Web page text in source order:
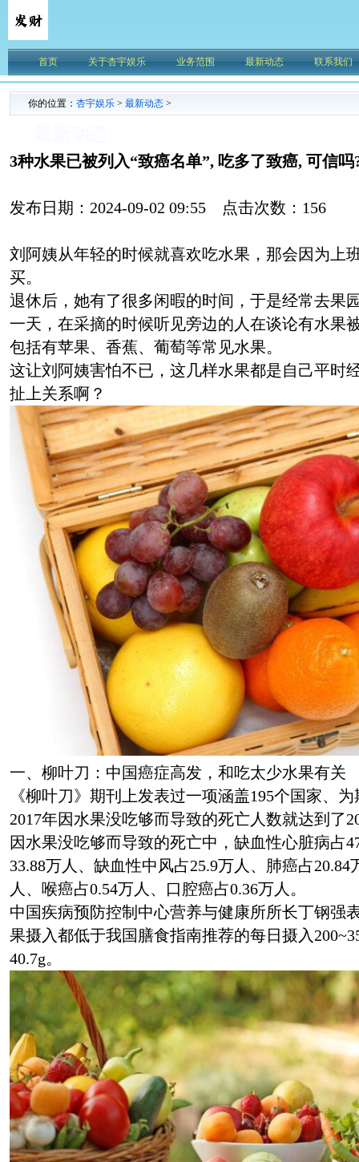
首页 关于杏宇娱乐 业务范围 最新动态 联系我们
你的位置： 杏宇娱乐 > 最新动态 >
3种水果已被列入“致癌名单”, 吃多了致癌, 可信吗
发布日期：2024-09-02 09:55 点击次数：156
刘阿姨从年轻的时候就喜欢吃水果，那会因为上
买。
退休后，她有了很多闲暇的时间，于是经常去果
一天，在采摘的时候听见旁边的人在谈论有水果
包括有苹果、香蕉、葡萄等常见水果。
这让刘阿姨害怕不已，这几样水果都是自己平时
扯上关系啊？
一、柳叶刀：中国癌症高发，和吃太少水果有关
《柳叶刀》期刊上发表过一项涵盖195个国家、
2017年因水果没吃够而导致的死亡人数就达到了
因水果没吃够而导致的死亡中，缺血性心脏病占
33.88万人、缺血性中风占25.9万人、肺癌占20.84
人、喉癌占0.54万人、口腔癌占0.36万人。
中国疾病预防控制中心营养与健康所所长丁钢强
果摄入都低于我国膳食指南推荐的每日摄入
40.7g。